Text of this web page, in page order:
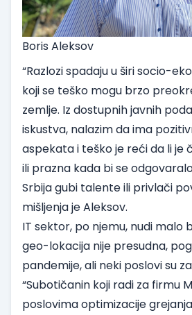
Boris Aleksov
“Razlozi spadaju u širi socio-
koji se teško mogu brzo
zemlje. Iz dostupnih javnih
iskustva, nalazim da ima
aspekata i teško je reći da li je
ili prazna kada bi se
Srbija gubi talente ili privlači
mišljenja je Aleksov.
IT sektor, po njemu, nudi malo
geo-lokacija nije presudna,
pandemije, ali neki poslovi su
“Subotičanin koji radi za firmu
poslovima optimizacije